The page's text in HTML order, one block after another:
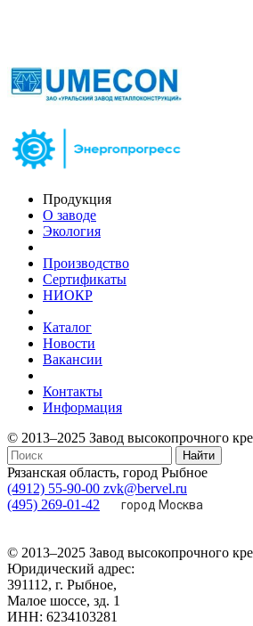
Продукция
О заводе
Экология
Производство
Сертификаты
НИОКР
Каталог
Новости
Вакансии
Контакты
Информация
© 2013–2025 Завод высокопрочного
Найти
Рязанская область, город Рыбное
(4912) 55-90-00 zvk@bervel.ru
(495) 269-01-42
город Москва
© 2013–2025 Завод высокопрочного
Юридический адрес:
391112, г. Рыбное,
Малое шоссе, зд. 1
ИНН: 6234103281